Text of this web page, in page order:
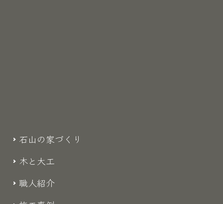
石山の家づくり
木と大工
職人紹介